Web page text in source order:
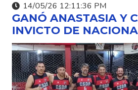
14/05/26 12:11:36 PM
GANÓ ANASTASIA Y
INVICTO DE